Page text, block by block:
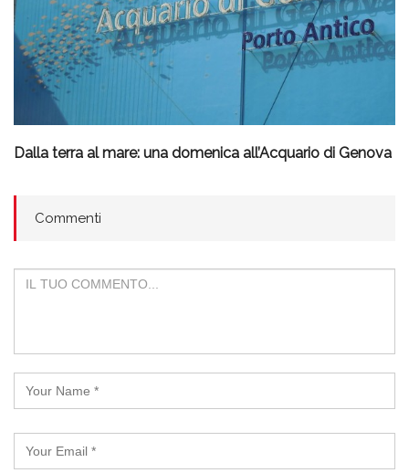
Dalla terra al mare: una domenica all’Acquario di Genova
Commenti